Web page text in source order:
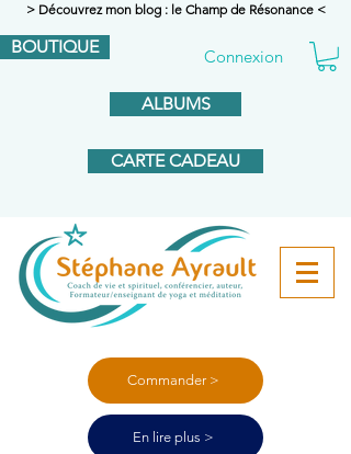
> Découvrez mon blog : le Champ de Résonance <
BOUTIQUE Connexion
ALBUMS
CARTE CADEAU
Commander >
En lire plus >